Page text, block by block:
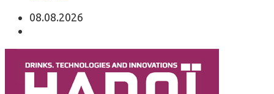
08.08.2026